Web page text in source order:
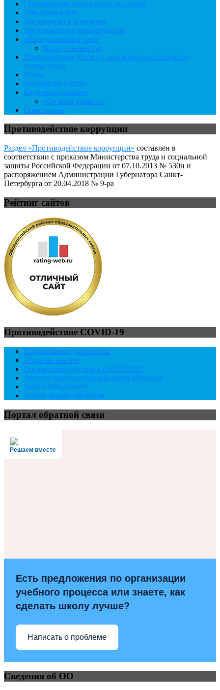
Социально-психологическая служба
Школьная карта
Логопедическая помощь
Предложения и рекомендации
«Виртуальный музей»
Виртуальный тур
Профилактика детского дорожно-транспортного
травматизма
Артек
Медалисты школы
Клуб выпускников
«От всей души…»
Совет отцов
Противодействие коррупции
Раздел «Противодействие коррупции» составлен в
соответствии с приказом Министерства труда и социальной
защиты Российской Федерации от 07.10.2013 № 530н и
распоряжением Администрации Губернатора Санкт-
Петербурга от 20.04.2018 № 9-ра
Рейтинг сайтов
Противодействие COVID-19
Нормативные документы
«Горячая линия»
Организация обучения с 02.02.2022
Лучшие практики организации обучения
Акция #МыВместе
Выбор формы обучения
Портал обратной связи
Решаем вместе
Есть предложения по организации
учебного процесса или знаете, как
сделать школу лучше?
Написать о проблеме
Сведения об ОО